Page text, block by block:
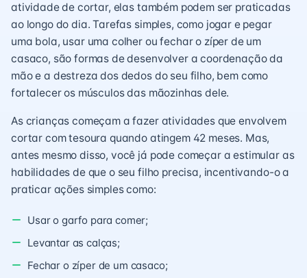
atividade de cortar, elas também podem ser praticadas
ao longo do dia. Tarefas simples, como jogar e pegar
uma bola, usar uma colher ou fechar o zíper de um
casaco, são formas de desenvolver a coordenação da
mão e a destreza dos dedos do seu filho, bem como
fortalecer os músculos das mãozinhas dele.
As crianças começam a fazer atividades que envolvem
cortar com tesoura quando atingem 42 meses. Mas,
antes mesmo disso, você já pode começar a estimular as
habilidades de que o seu filho precisa, incentivando-o a
praticar ações simples como:
Usar o garfo para comer;
Levantar as calças;
Fechar o zíper de um casaco;